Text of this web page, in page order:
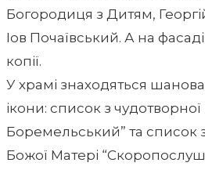
Богородиця з Дитям,
Іов Почаївський. А на
копії.
У храмі знаходяться
ікони: список з чудотворної
Боремельський” та список
Божої Матері